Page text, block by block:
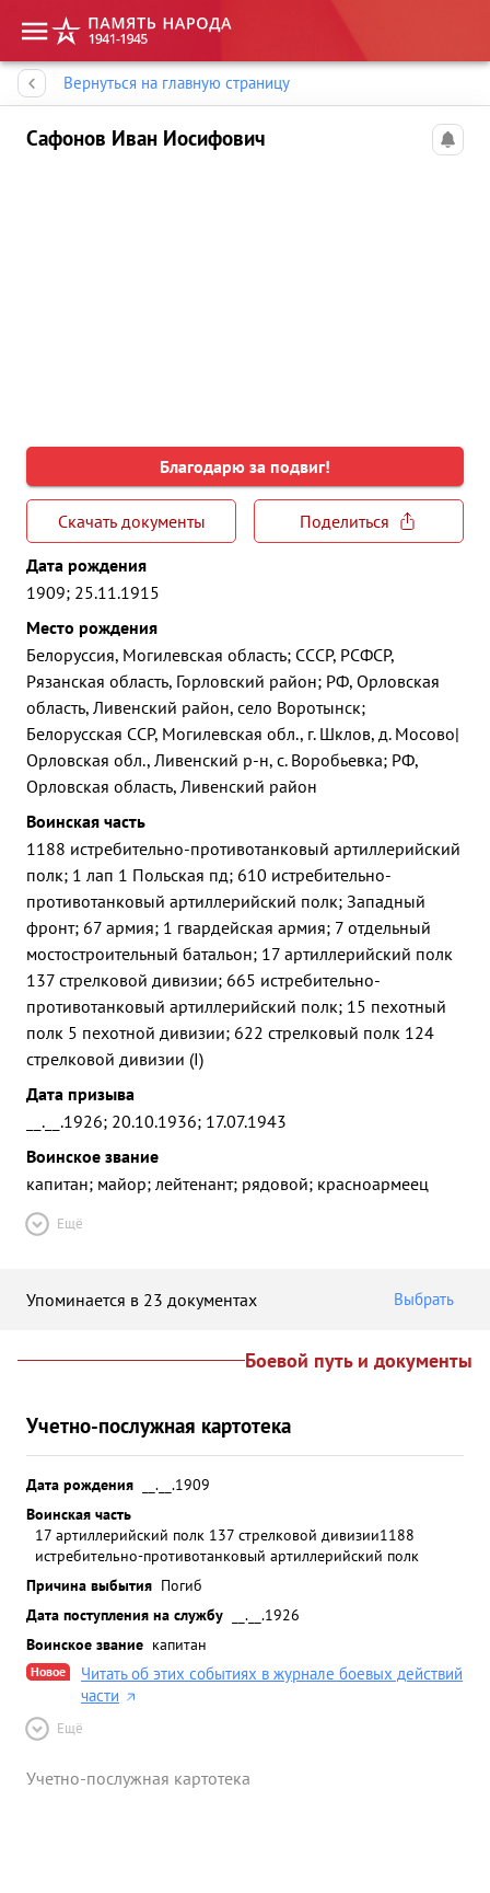
Вернуться на главную страницу
Сафонов Иван Иосифович
Благодарю за подвиг!
Скачать документы
Поделиться
Дата рождения
1909; 25.11.1915
Место рождения
Белоруссия, Могилевская область; СССР, РСФСР,
Рязанская область, Горловский район; РФ, Орловская
область, Ливенский район, село Воротынск;
Белорусская ССР, Могилевская обл., г. Шклов, д. Мосово|
Орловская обл., Ливенский р-н, с. Воробьевка; РФ,
Орловская область, Ливенский район
Воинская часть
1188 истребительно-противотанковый артиллерийский
полк; 1 лап 1 Польская пд; 610 истребительно-
противотанковый артиллерийский полк; Западный
фронт; 67 армия; 1 гвардейская армия; 7 отдельный
мостостроительный батальон; 17 артиллерийский полк
137 стрелковой дивизии; 665 истребительно-
противотанковый артиллерийский полк; 15 пехотный
полк 5 пехотной дивизии; 622 стрелковый полк 124
стрелковой дивизии (I)
Дата призыва
__.__.1926; 20.10.1936; 17.07.1943
Воинское звание
капитан; майор; лейтенант; рядовой; красноармеец
Ещё
Упоминается в 23 документах Выбрать
Боевой путь и документы
Учетно-послужная картотека
Дата рождения
__.__.1909
Воинская часть
17 артиллерийский полк 137 стрелковой дивизии1188
истребительно-противотанковый артиллерийский полк
Причина выбытия Погиб
Дата поступления на службу
__.__.1926
Воинское звание капитан
Новое
Читать об этих событиях в журнале боевых действий
части
Ещё
Учетно-послужная картотека
Память народа